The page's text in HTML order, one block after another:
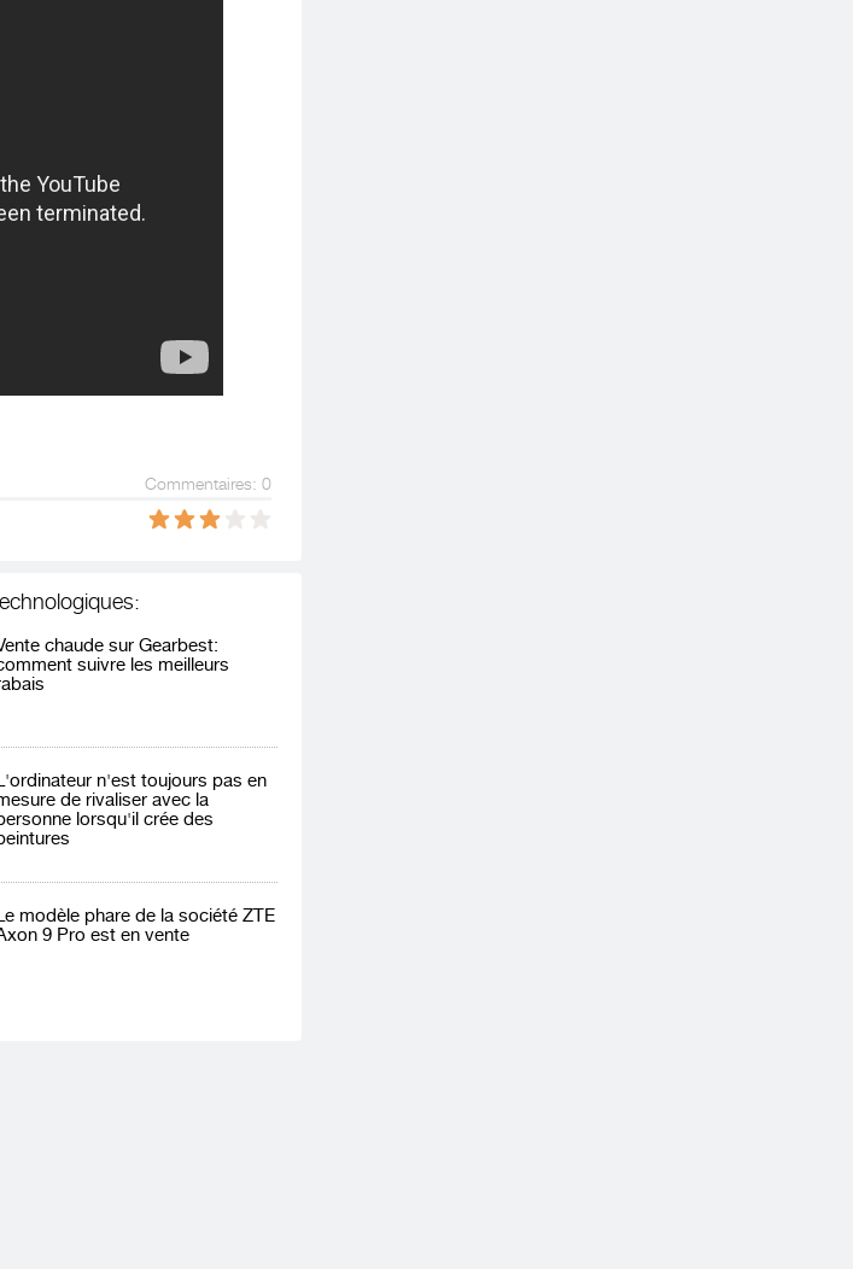
Commentaires: 0
chaude sur Gearbest:
suivre les meilleurs
n'est toujours pas en
de rivaliser avec la
lorsqu'il crée des
modèle phare de la société ZTE
9 Pro est en vente